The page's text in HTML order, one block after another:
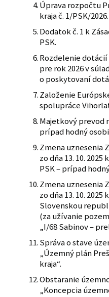
Úprava rozpočtu
kraja č. 1/PSK/2026.
Dodatok č. 1 k
PSK.
Rozdelenie dotácií
pre rok 2026 v
o poskytovaní
Založenie
spolupráce
Majetkový prevod
prípad hodný
Zmena uznesenia
zo dňa 13. 10.
PSK – prípad
Zmena uznesenia
zo dňa 13. 10.
Slovenskou
(za užívanie
„I/68 Sabinov –
Správa o stave
„Územný plán
kraja“.
Obstaranie
„Koncepcia